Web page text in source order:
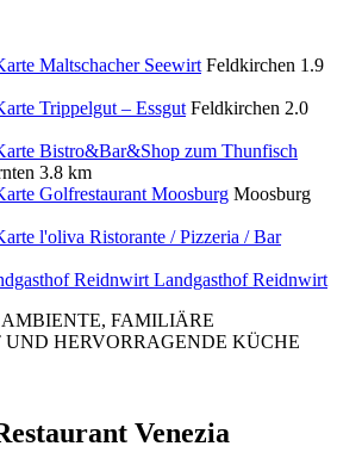
Maltschacher Seewirt Feldkirchen 1.9
Trippelgut – Essgut Feldkirchen 2.0
Bistro&Bar&Shop zum Thunfisch
3.8 km
Golfrestaurant Moosburg Moosburg
l'oliva Ristorante / Pizzeria / Bar
Landgasthof Reidnwirt
FAMILIÄRE
HERVORRAGENDE KÜCHE
Venezia